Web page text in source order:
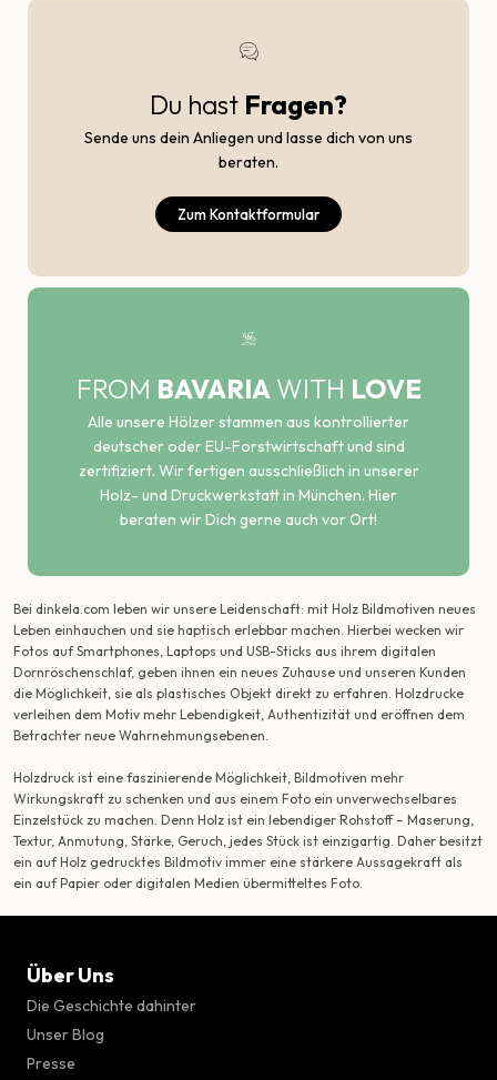
Du hast Fragen?
Sende uns dein Anliegen und lasse dich von uns
beraten.
Zum Kontaktformular
FROM BAVARIAWITH LOVE
Alle unsere Hölzer stammen aus kontrollierter
deutscher oder EU-Forstwirtschaft und sind
zertifiziert. Wir fertigen ausschließlich in unserer
Holz- und Druckwerkstatt in München. Hier
beraten wir Dich gerne auch vor Ort!
Bei dinkela.com leben wir unsere Leidenschaft: mit Holz Bildmotiven neues
Leben einhauchen und sie haptisch erlebbar machen. Hierbei wecken wir
Fotos auf Smartphones, Laptops und USB-Sticks aus ihrem digitalen
Dornröschenschlaf, geben ihnen ein neues Zuhause und unseren Kunden
die Möglichkeit, sie als plastisches Objekt direkt zu erfahren. Holzdrucke
verleihen dem Motiv mehr Lebendigkeit, Authentizität und eröffnen dem
Betrachter neue Wahrnehmungsebenen.
Holzdruck ist eine faszinierende Möglichkeit, Bildmotiven mehr
Wirkungskraft zu schenken und aus einem Foto ein unverwechselbares
Einzelstück zu machen. Denn Holz ist ein lebendiger Rohstoff – Maserung,
Textur, Anmutung, Stärke, Geruch, jedes Stück ist einzigartig. Daher besitzt
ein auf Holz gedrucktes Bildmotiv immer eine stärkere Aussagekraft als
ein auf Papier oder digitalen Medien übermitteltes Foto.
Über Uns
Die Geschichte dahinter
Unser Blog
Presse